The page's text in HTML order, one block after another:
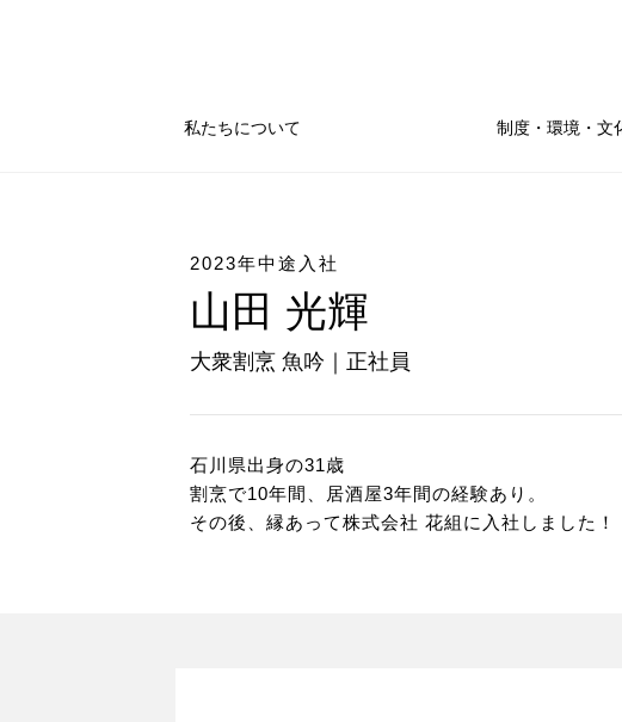
私たちについて 制度・環境・文
2023年中途入社
山田 光輝
大衆割烹 魚吟｜正社員
石川県出身の31歳
割烹で10年間、居酒屋3年間の経験あり。
その後、縁あって株式会社 花組に入社しました！